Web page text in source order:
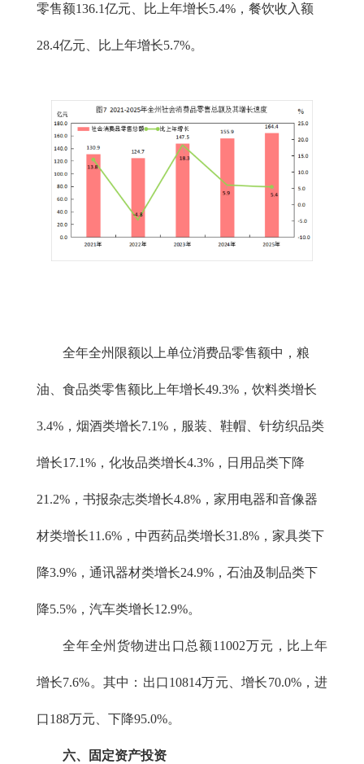
零售额136.1亿元、比上年增长5.4%，餐饮收入额
28.4亿元、比上年增长5.7%。
全年全州限额以上单位消费品零售额中，粮
油、食品类零售额比上年增长49.3%，饮料类增长
3.4%，烟酒类增长7.1%，服装、鞋帽、针纺织品类
增长17.1%，化妆品类增长4.3%，日用品类下降
21.2%，书报杂志类增长4.8%，家用电器和音像器
材类增长11.6%，中西药品类增长31.8%，家具类下
降3.9%，通讯器材类增长24.9%，石油及制品类下
降5.5%，汽车类增长12.9%。
全年全州货物进出口总额11002万元，比上年
增长7.6%。其中：出口10814万元、增长70.0%，进
口188万元、下降95.0%。
六、固定资产投资